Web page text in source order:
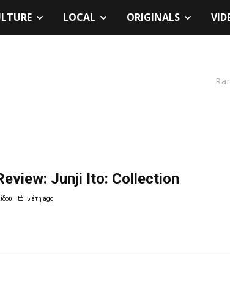
LOCAL ORIGINALS
Junji Ito: Collection
5 έτη ago